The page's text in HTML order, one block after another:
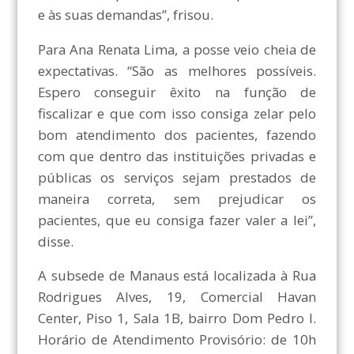
e às suas demandas”, frisou.
Para Ana Renata Lima, a posse veio cheia de
expectativas. “São as melhores possíveis.
Espero conseguir êxito na função de
fiscalizar e que com isso consiga zelar pelo
bom atendimento dos pacientes, fazendo
com que dentro das instituições privadas e
públicas os serviços sejam prestados de
maneira correta, sem prejudicar os
pacientes, que eu consiga fazer valer a lei”,
disse.
A subsede de Manaus está localizada à Rua
Rodrigues Alves, 19, Comercial Havan
Center, Piso 1, Sala 1B, bairro Dom Pedro I.
Horário de Atendimento Provisório: de 10h